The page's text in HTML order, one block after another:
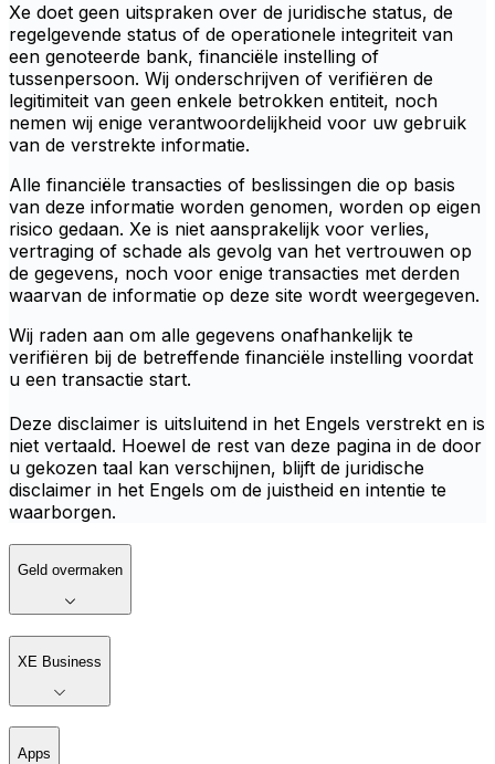
Xe doet geen uitspraken over de juridische status, de
regelgevende status of de operationele integriteit van
een genoteerde bank, financiële instelling of
tussenpersoon. Wij onderschrijven of verifiëren de
legitimiteit van geen enkele betrokken entiteit, noch
nemen wij enige verantwoordelijkheid voor uw gebruik
van de verstrekte informatie.
Alle financiële transacties of beslissingen die op basis
van deze informatie worden genomen, worden op eigen
risico gedaan. Xe is niet aansprakelijk voor verlies,
vertraging of schade als gevolg van het vertrouwen op
de gegevens, noch voor enige transacties met derden
waarvan de informatie op deze site wordt weergegeven.
Wij raden aan om alle gegevens onafhankelijk te
verifiëren bij de betreffende financiële instelling voordat
u een transactie start.
Deze disclaimer is uitsluitend in het Engels verstrekt en is
niet vertaald. Hoewel de rest van deze pagina in de door
u gekozen taal kan verschijnen, blijft de juridische
disclaimer in het Engels om de juistheid en intentie te
waarborgen.
Geld overmaken
XE Business
Apps